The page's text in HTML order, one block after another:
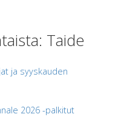
Taide
ja syyskauden
2026 -palkitut